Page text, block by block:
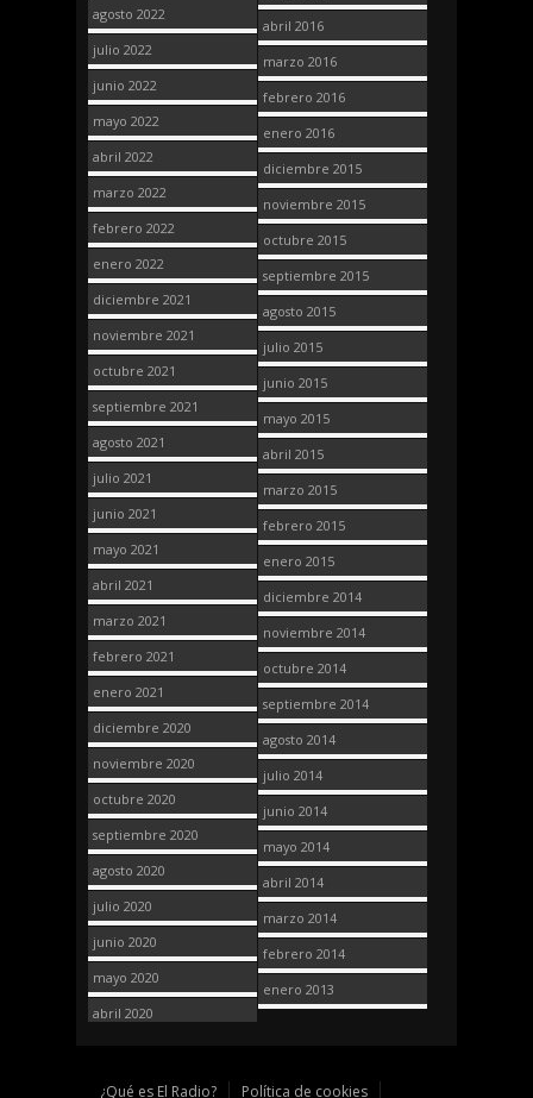
agosto 2022
julio 2022
junio 2022
mayo 2022
abril 2022
marzo 2022
febrero 2022
enero 2022
diciembre 2021
noviembre 2021
octubre 2021
septiembre 2021
agosto 2021
julio 2021
junio 2021
mayo 2021
abril 2021
marzo 2021
febrero 2021
enero 2021
diciembre 2020
noviembre 2020
octubre 2020
septiembre 2020
agosto 2020
julio 2020
junio 2020
mayo 2020
abril 2020
abril 2016
marzo 2016
febrero 2016
enero 2016
diciembre 2015
noviembre 2015
octubre 2015
septiembre 2015
agosto 2015
julio 2015
junio 2015
mayo 2015
abril 2015
marzo 2015
febrero 2015
enero 2015
diciembre 2014
noviembre 2014
octubre 2014
septiembre 2014
agosto 2014
julio 2014
junio 2014
mayo 2014
abril 2014
marzo 2014
febrero 2014
enero 2013
¿Qué es El Radio? Política de cookies